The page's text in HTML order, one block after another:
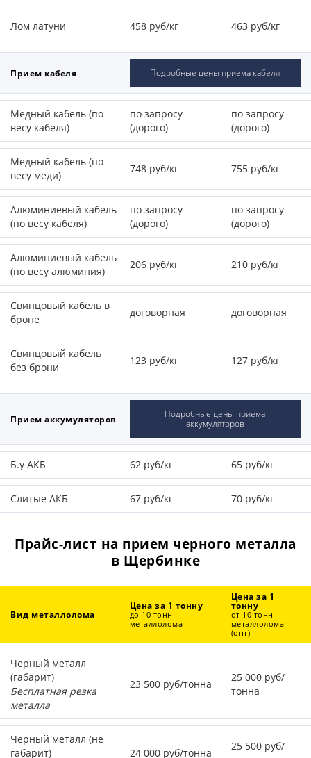
Лом латуни 458 руб/кг 463 руб/кг
Прием кабеля Подробные цены приема кабеля
Медный кабель (по
весу кабеля)
по запросу
(дорого)
по запросу
(дорого)
Медный кабель (по
весу меди)
748 руб/кг 755 руб/кг
Алюминиевый кабель
(по весу кабеля)
по запросу
(дорого)
по запросу
(дорого)
Алюминиевый кабель
(по весу алюминия)
206 руб/кг 210 руб/кг
Свинцовый кабель в
броне
договорная договорная
Свинцовый кабель
без брони
123 руб/кг 127 руб/кг
Прием аккумуляторов
Подробные цены приема
аккумуляторов
Б.у АКБ 62 руб/кг 65 руб/кг
Слитые АКБ 67 руб/кг 70 руб/кг
Прайс-лист на прием черного металла
в Щербинке
Вид металлолома
Цена за 1 тонну
до 10 тонн
металлолома
Цена за 1
тонну
от 10 тонн
металлолома
(опт)
Черный металл
(габарит)
Бесплатная резка
металла
23 500 руб/тонна
25 000 руб/
тонна
Черный металл (не
габарит)
24 000 руб/тонна
25 500 руб/